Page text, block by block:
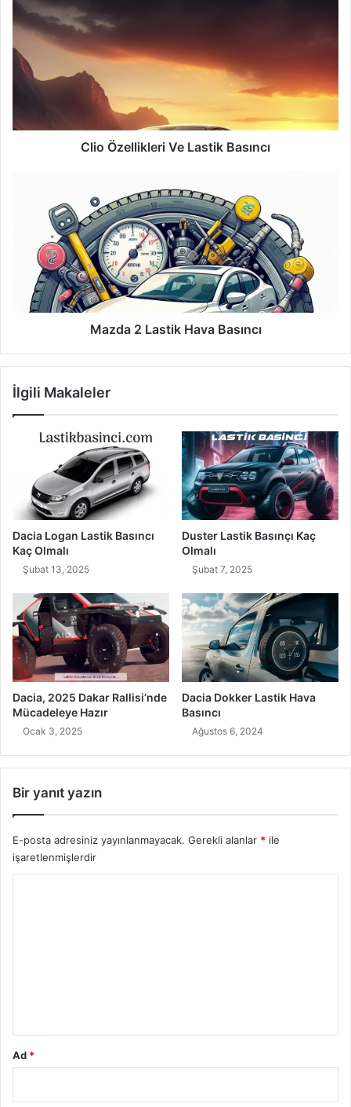
Özellikleri
Ve
Lastik
Basıncı
Clio Özellikleri Ve Lastik Basıncı
Basıncı
Mazda 2 Lastik Hava Basıncı
İlgili Makaleler
Dacia Logan Lastik Basıncı
Kaç Olmalı
Şubat 13, 2025
Duster Lastik Basınçı Kaç
Olmalı
Şubat 7, 2025
Dacia, 2025 Dakar Rallisi’nde
Mücadeleye Hazır
Ocak 3, 2025
Dacia Dokker Lastik Hava
Basıncı
Ağustos 6, 2024
Bir yanıt yazın
E-posta adresiniz yayınlanmayacak. Gerekli alanlar * ile
işaretlenmişlerdir
Ad *